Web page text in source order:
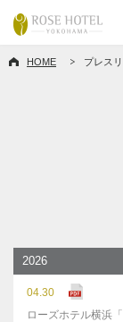
HOME プレス
2026
04.30
ローズホテル横浜